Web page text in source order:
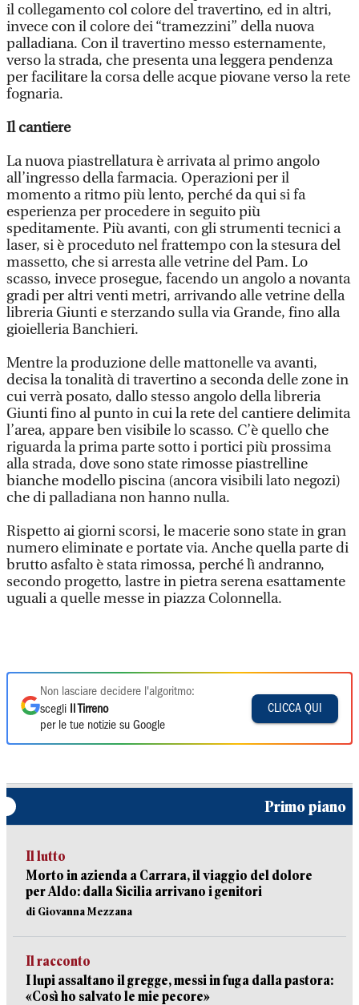
il collegamento col colore del travertino, ed in altri,
invece con il colore dei “tramezzini” della nuova
palladiana. Con il travertino messo esternamente,
verso la strada, che presenta una leggera pendenza
per facilitare la corsa delle acque piovane verso la rete
fognaria.
Il cantiere
La nuova piastrellatura è arrivata al primo angolo
all’ingresso della farmacia. Operazioni per il
momento a ritmo più lento, perché da qui si fa
esperienza per procedere in seguito più
speditamente. Più avanti, con gli strumenti tecnici a
laser, si è proceduto nel frattempo con la stesura del
massetto, che si arresta alle vetrine del Pam. Lo
scasso, invece prosegue, facendo un angolo a novanta
gradi per altri venti metri, arrivando alle vetrine della
libreria Giunti e sterzando sulla via Grande, fino alla
gioielleria Banchieri.
Mentre la produzione delle mattonelle va avanti,
decisa la tonalità di travertino a seconda delle zone in
cui verrà posato, dallo stesso angolo della libreria
Giunti fino al punto in cui la rete del cantiere delimita
l’area, appare ben visibile lo scasso. C’è quello che
riguarda la prima parte sotto i portici più prossima
alla strada, dove sono state rimosse piastrelline
bianche modello piscina (ancora visibili lato negozi)
che di palladiana non hanno nulla.
Rispetto ai giorni scorsi, le macerie sono state in gran
numero eliminate e portate via. Anche quella parte di
brutto asfalto è stata rimossa, perché lì andranno,
secondo progetto, lastre in pietra serena esattamente
uguali a quelle messe in piazza Colonnella.
Non lasciare decidere l'algoritmo:
scegli
Il Tirreno
per le tue notizie su Google
CLICCA QUI
Primo piano
Il lutto
Morto in azienda a Carrara, il viaggio del dolore
per Aldo: dalla Sicilia arrivano i genitori
di Giovanna Mezzana
Il racconto
I lupi assaltano il gregge, messi in fuga dalla pastora:
«Così ho salvato le mie pecore»